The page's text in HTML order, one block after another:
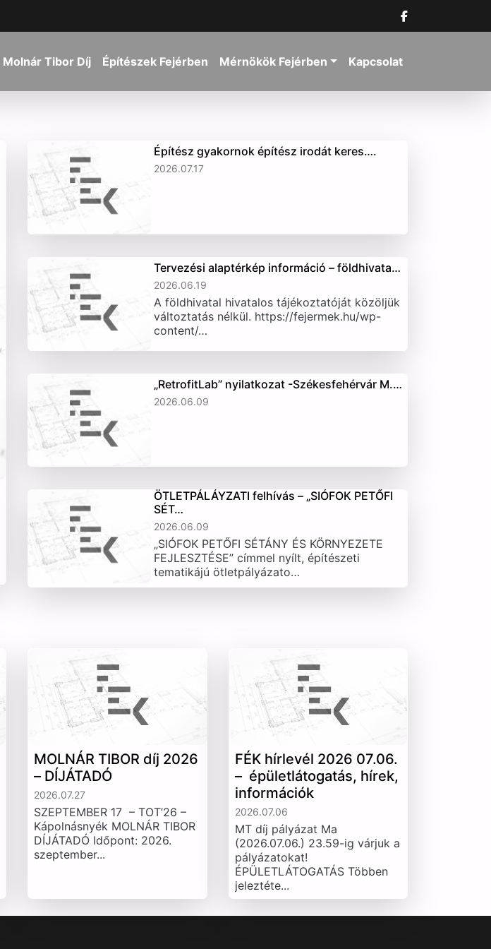
Molnár Tibor Díj Építészek Fejérben Mérnökök Fejérben Kapcsolat
Építész gyakornok építész irodát keres….
2026.07.17
Tervezési alaptérkép információ – földhivata…
2026.06.19
A földhivatal hivatalos tájékoztatóját közöljük
változtatás nélkül. https://fejermek.hu/wp-
content/…
„RetrofitLab” nyilatkozat -Székesfehérvár M.…
2026.06.09
ÖTLETPÁLÁYZATI felhívás – „SIÓFOK PETŐFI
SÉT…
2026.06.09
„SIÓFOK PETŐFI SÉTÁNY ÉS KÖRNYEZETE
FEJLESZTÉSE” címmel nyílt, építészeti
tematikájú ötletpályázato…
MOLNÁR TIBOR díj 2026
– DÍJÁTADÓ
2026.07.27
SZEPTEMBER 17 – TOT’26 –
Kápolnásnyék MOLNÁR TIBOR
DÍJÁTADÓ Időpont: 2026.
szeptember...
FÉK hírlevél 2026 07.06.
– épületlátogatás, hírek,
információk
2026.07.06
MT díj pályázat Ma
(2026.07.06.) 23.59-ig várjuk a
pályázatokat!
ÉPÜLETLÁTOGATÁS Többen
jeleztéte...